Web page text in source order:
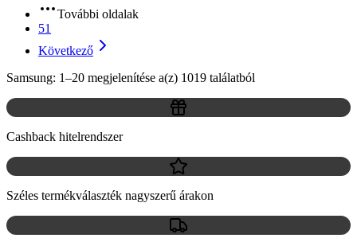
További oldalak
51
Következő
Samsung: 1–20 megjelenítése a(z) 1019 találatból
Cashback hitelrendszer
Széles termékválaszték nagyszerű árakon